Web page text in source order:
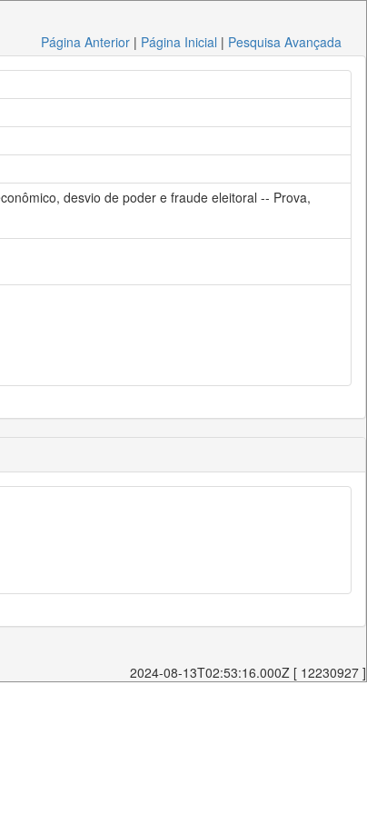
Página Anterior | Página Inicial | Pesquisa Avançada
desvio de poder e fraude eleitoral -- Prova,
2024-08-13T02:53:16.000Z [ 12230927 ]